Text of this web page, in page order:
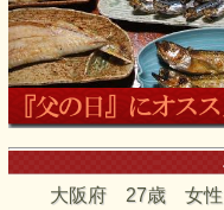
大阪府 27歳 女性